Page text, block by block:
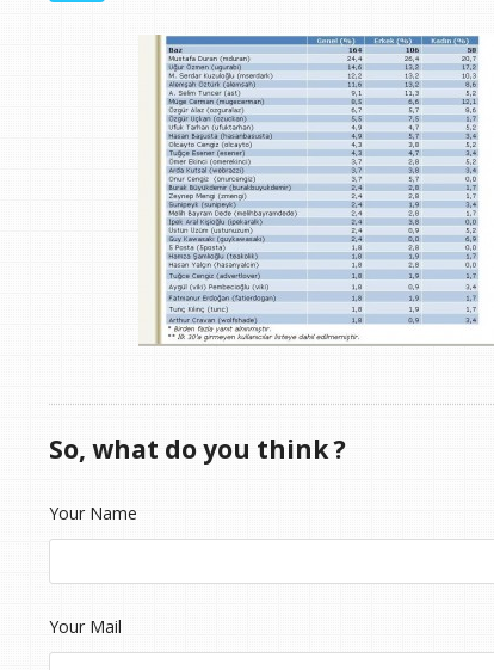
So, what do you think ?
Your Name
Your Mail